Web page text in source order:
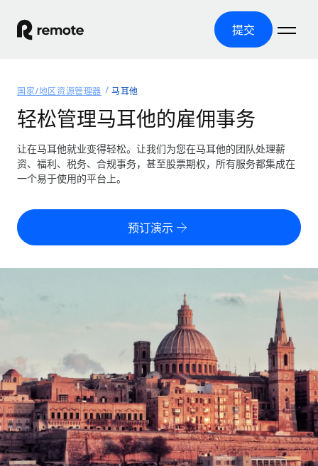
提交
产品
全球招聘
全球薪资管理
轻松运行合规薪资
零实体成本实现全球扩张
全球合同工入职与管理
PEO
外包复杂雇佣任务
基础设施
Remote Embedded
将人力资源无缝融入工作流程
覆盖全球
美国各州浏览器
初创企业
为成长型企业量身打造的全球敏捷型人力资源与薪资解决方案
中型市场
通过定制化人力资源解决方案扩展团队
资源
工具与计算器
误分类风险计算工具
探索全球合同工的结算货币选项与结算速度
通过 REMOTE 学习
研究与指引
案例研究
定价
中文（简体）
Français
Deutsch
Español
登录
国家/地区资源管理器 马耳他
轻松管理马耳他的雇佣事务
让在马耳他就业变得轻松。让我们为您在马耳他的团队处理薪
资、福利、税务、合规事务，甚至股票期权，所有服务都集成在
一个易于使用的平台上。
预订演示